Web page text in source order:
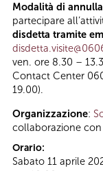
Modalità di
partecipare
disdetta tramite
ven. ore 8.30 –
Contact Center
19.00).
Organizzazione:
collaborazione con
Orario:
Sabato 11 aprile